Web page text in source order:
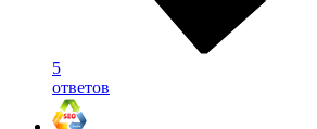
5
ответов